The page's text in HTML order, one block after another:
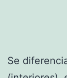
Se